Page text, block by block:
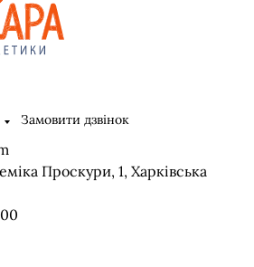
Замовити дзвінок
Проскури, 1, Харківська